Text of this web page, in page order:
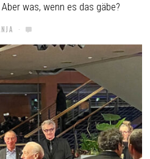
was, wenn es das gäbe?